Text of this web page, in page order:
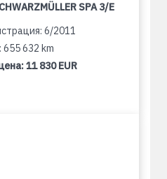
SPA 3/E
6/2011
655 632 km
11 830 EUR